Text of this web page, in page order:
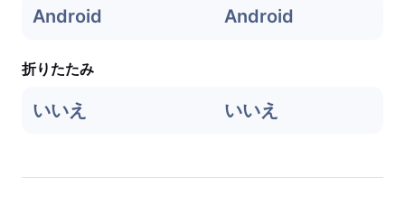
Android Android
折りたたみ
いいえ いいえ